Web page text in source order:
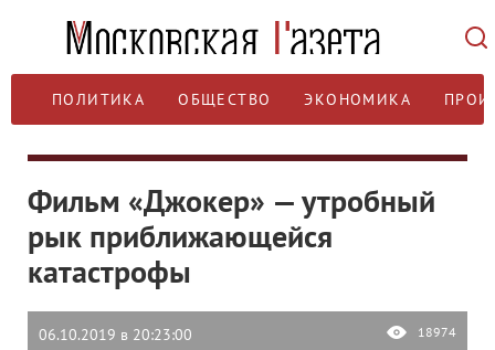
ПОЛИТИКА ОБЩЕСТВО ЭКОНОМИКА
Фильм «Джокер» — утробный
рык приближающейся
катастрофы
06.10.2019 в 20:23:00 18974